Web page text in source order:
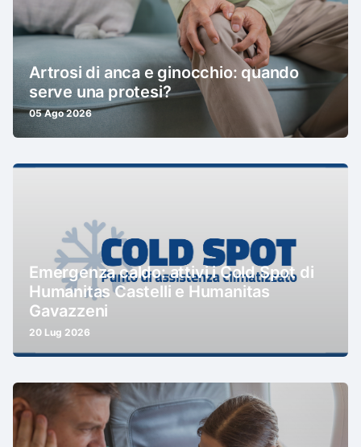
Artrosi di anca e ginocchio: quando
serve una protesi?
05 Ago 2026
Emergenza caldo: attivi i Cold Spot di
Humanitas Castelli e Humanitas
Gavazzeni
20 Lug 2026